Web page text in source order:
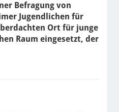
Befragung von
Jugendlichen für
Ort für junge
Raum eingesetzt, der